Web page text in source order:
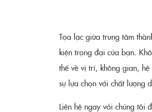
Tọa lạc giữa trung tâm
kiện trọng đại của bạn.
thế về vị trí, không gian,
sự lựa chọn với chất lượng
Liên hệ ngay với chúng tôi